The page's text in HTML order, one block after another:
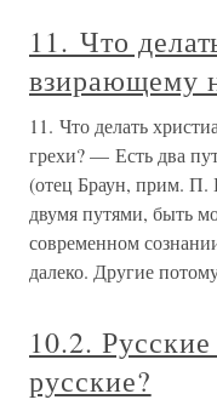
11. Что
взирающему
11. Что делать
грехи? — Есть два
(отец Браун, прим.
двумя путями, быть
современном
далеко. Другие
10.2.
русские?